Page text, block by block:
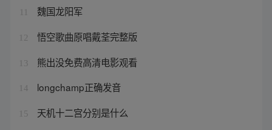
魏国龙阳军
12 悟空歌曲原唱戴荃完整版
13 熊出没免费高清电影观看
14 longchamp正确发音
15 天机十二宫分别是什么